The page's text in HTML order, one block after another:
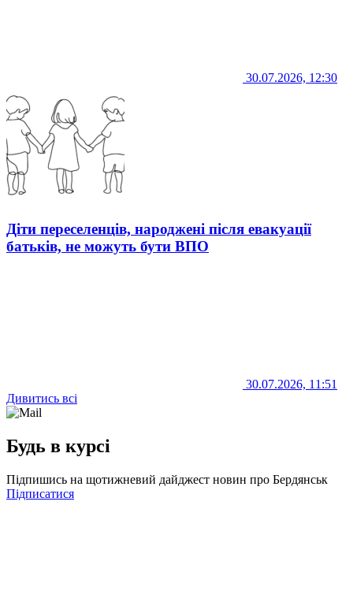
30.07.2026, 12:30
Діти переселенців, народжені після евакуації
батьків, не можуть бути ВПО
30.07.2026, 11:51
Дивитись всі
Будь в курсі
Підпишись на щотижневий дайджест новин про Бердянськ
Підписатися